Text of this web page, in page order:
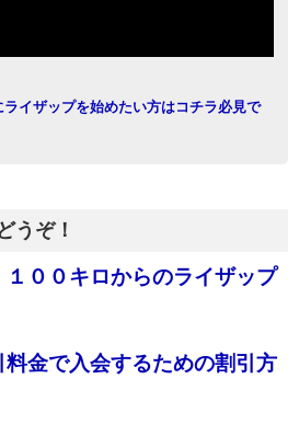
ライザップを始めたい方はコチラ必見で
うぞ！
１００キロからのライザップ
料金で入会するための割引方